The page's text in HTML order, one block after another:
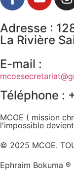
Adresse :
La Rivière
E-mail :
Téléphone :
MCOE ( mission
l'impossible
© 2025 MCOE.
Ephraim Bokuma ®